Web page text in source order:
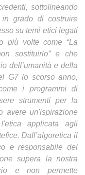
sottolineando
grado di costruire
su temi etici legati
più volte come “La
sostituirlo” e che
dell’umanità e della
G7 lo scorso anno,
i programmi di
strumenti per la
avere un'ispirazione
applicata agli
Dall’algoretica il
e responsabile del
supera la nostra
e non permette